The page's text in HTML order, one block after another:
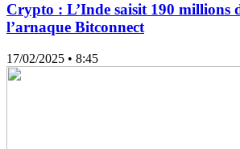
Crypto : L’Inde saisit 190 millions
l’arnaque Bitconnect
17/02/2025 • 8:45